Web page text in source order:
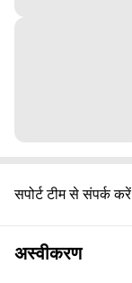
सपोर्ट टीम से संपर्क करें
अस्वीकरण